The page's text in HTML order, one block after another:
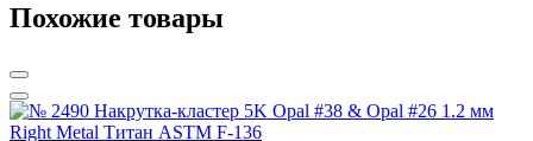
Похожие товары